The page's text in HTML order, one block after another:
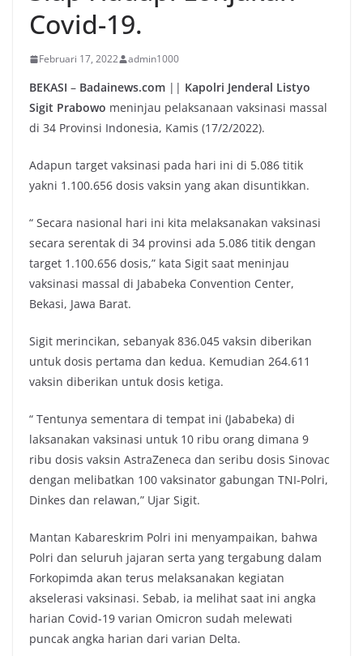
Covid-19.
Februari 17, 2022 admin1000
BEKASI – Badainews.com || Kapolri Jenderal Listyo
Sigit Prabowo meninjau pelaksanaan vaksinasi massal
di 34 Provinsi Indonesia, Kamis (17/2/2022).
Adapun target vaksinasi pada hari ini di 5.086 titik
yakni 1.100.656 dosis vaksin yang akan disuntikkan.
“ Secara nasional hari ini kita melaksanakan vaksinasi
secara serentak di 34 provinsi ada 5.086 titik dengan
target 1.100.656 dosis,” kata Sigit saat meninjau
vaksinasi massal di Jababeka Convention Center,
Bekasi, Jawa Barat.
Sigit merincikan, sebanyak 836.045 vaksin diberikan
untuk dosis pertama dan kedua. Kemudian 264.611
vaksin diberikan untuk dosis ketiga.
“ Tentunya sementara di tempat ini (Jababeka) di
laksanakan vaksinasi untuk 10 ribu orang dimana 9
ribu dosis vaksin AstraZeneca dan seribu dosis Sinovac
dengan melibatkan 100 vaksinator gabungan TNI-Polri,
Dinkes dan relawan,” Ujar Sigit.
Mantan Kabareskrim Polri ini menyampaikan, bahwa
Polri dan seluruh jajaran serta yang tergabung dalam
Forkopimda akan terus melaksanakan kegiatan
akselerasi vaksinasi. Sebab, ia melihat saat ini angka
harian Covid-19 varian Omicron sudah melewati
puncak angka harian dari varian Delta.